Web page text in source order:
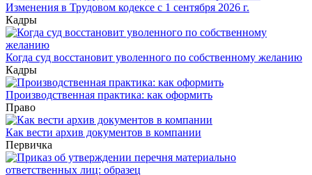
Изменения в Трудовом кодексе с 1 сентября 2026 г.
Кадры
Когда суд восстановит уволенного по собственному желанию
Кадры
Производственная практика: как оформить
Право
Как вести архив документов в компании
Первичка